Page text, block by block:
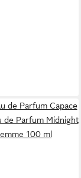
de Parfum Capace
de Parfum Midnight
100 ml